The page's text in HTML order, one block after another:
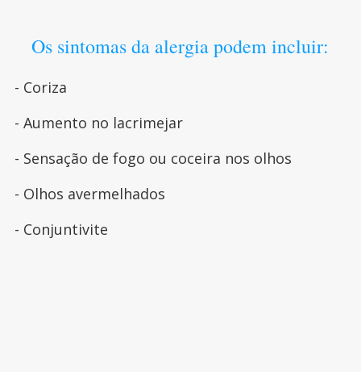
Os sintomas da alergia podem incluir:
- Coriza
- Aumento no lacrimejar
- Sensação de fogo ou coceira nos olhos
- Olhos avermelhados
- Conjuntivite